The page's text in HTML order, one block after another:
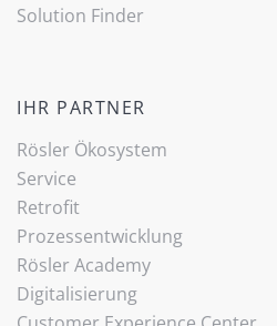
Solution Finder
IHR PARTNER
Rösler Ökosystem
Service
Retrofit
Prozessentwicklung
Rösler Academy
Digitalisierung